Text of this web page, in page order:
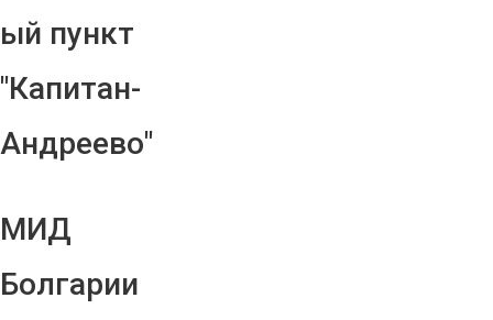
ый пункт
"Капитан-
Андреево"
МИД
Болгарии